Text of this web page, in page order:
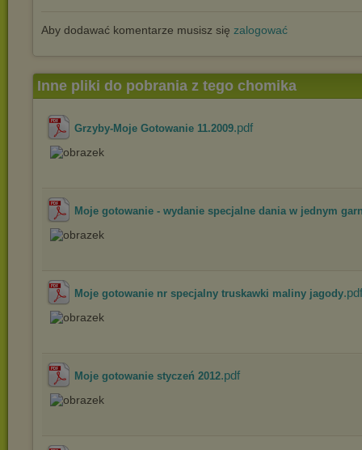
Aby dodawać komentarze musisz się zalogować
Inne pliki do pobrania z tego chomika
Grzyby-Moje Gotowanie 11.2009.pdf
Moje gotowanie - wydanie specjalne dania w jednym
Moje gotowanie nr specjalny truskawki maliny jagody.pdf
Moje gotowanie styczeń 2012.pdf